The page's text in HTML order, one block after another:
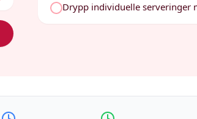
Drypp individuelle serveringer